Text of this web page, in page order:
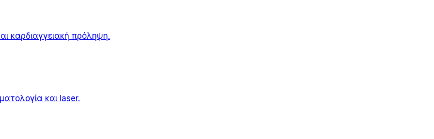
καρδιαγγειακή πρόληψη.
και laser.